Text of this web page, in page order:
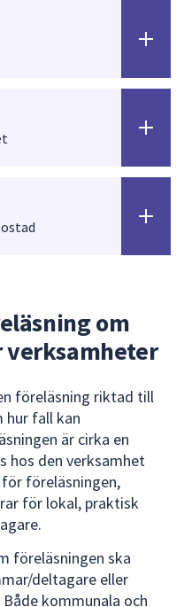
om
föreläsning riktad till
hur fall kan
är cirka en
hos den verksamhet
föreläsningen,
för lokal, praktisk
föreläsningen ska
deltagare eller
kommunala och